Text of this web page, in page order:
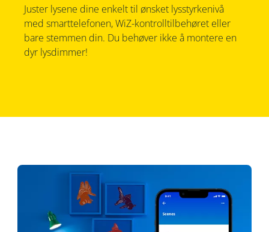
Juster lysene dine enkelt til ønsket lysstyrkenivå
med smarttelefonen, WiZ-kontrolltilbehøret eller
bare stemmen din. Du behøver ikke å montere en
dyr lysdimmer!